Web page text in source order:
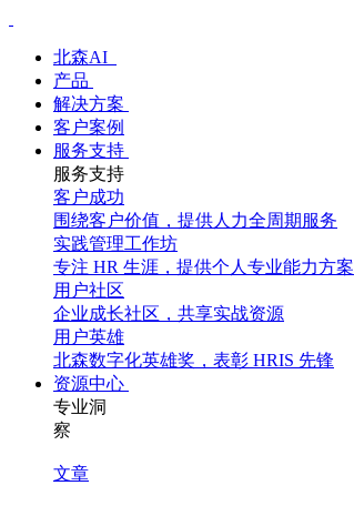
北森AI
产品
解决方案
客户案例
服务支持
服务支持
客户成功
围绕客户价值，提供人力全周期服务
实践管理工作坊
专注 HR 生涯，提供个人专业能力方案
用户社区
企业成长社区，共享实战资源
用户英雄
北森数字化英雄奖，表彰 HRIS 先锋
资源中心
专业洞
察
文章